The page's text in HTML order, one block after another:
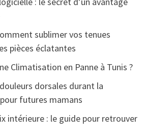
sublimer vos tenues
pièces éclatantes
Climatisation en Panne à Tunis ?
dorsales durant la
futures mamans
intérieure : le guide pour retrouver